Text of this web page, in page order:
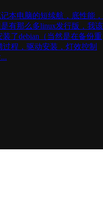
本电脑的短续航，底性能，
有那么多linux发行版，我该
了debian（当然是在备份重
程，驱动安装，灯效控制